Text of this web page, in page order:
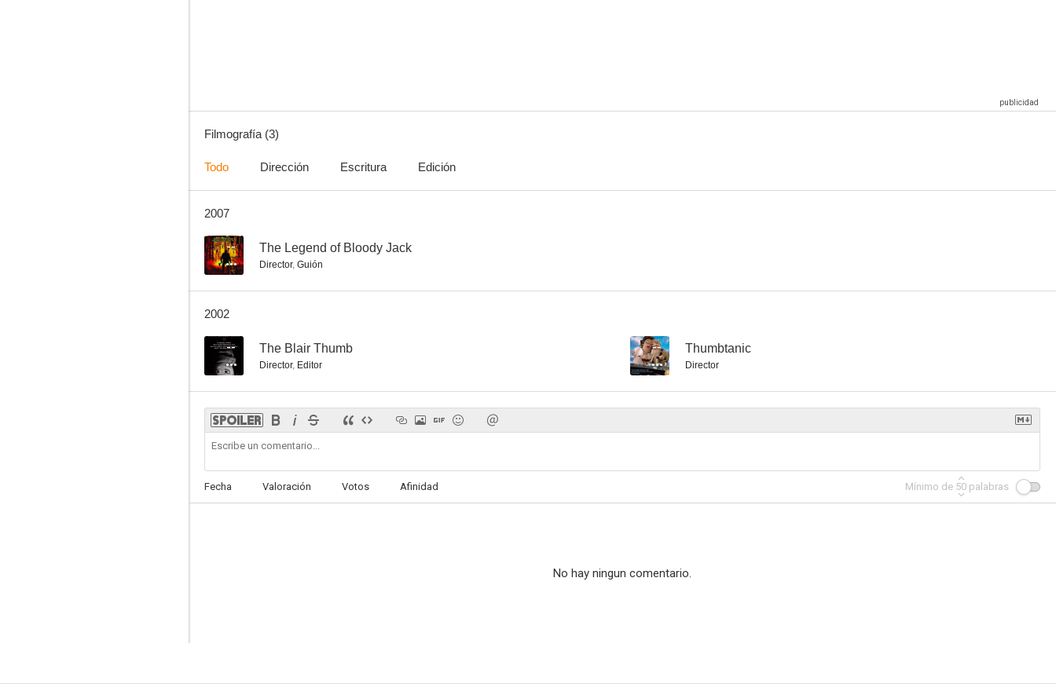
Filmografía (3)
Todo Dirección Escritura Edición
2007
-- The Legend of Bloody Jack
Director, Guión
2002
-- The Blair Thumb
Director, Editor
-- Thumbtanic
Director
Fecha Valoración Votos Afinidad Mínimo de 50 palabras
No hay ningun comentario.